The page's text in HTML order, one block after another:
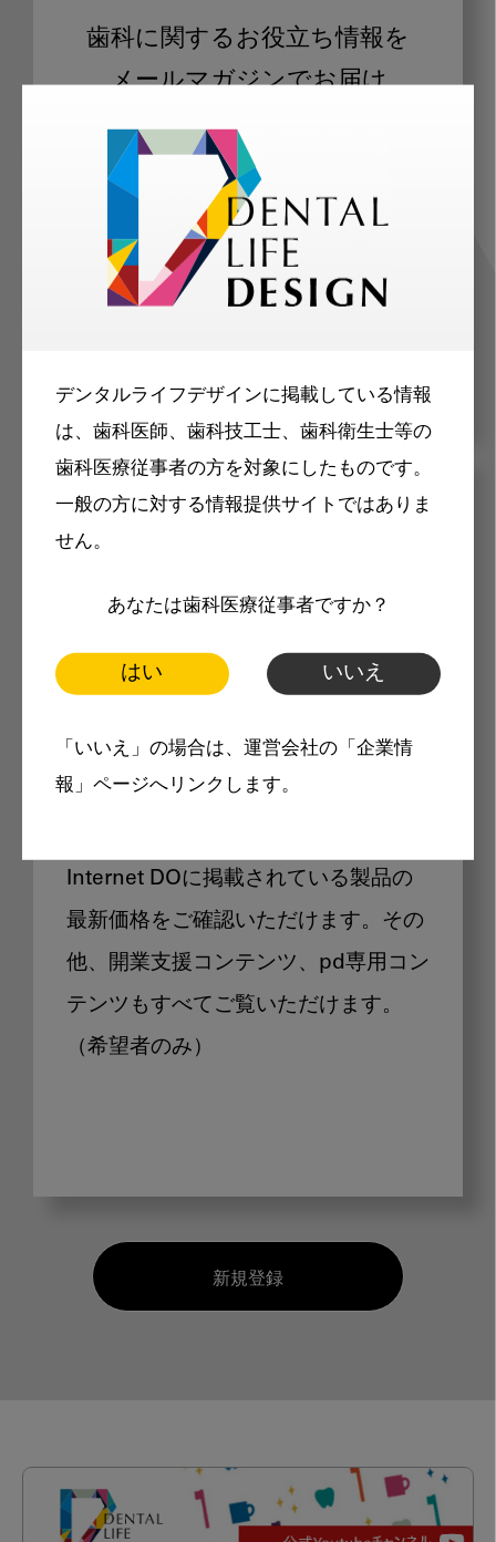
デンタルライフデザインに掲載している情報
は、歯科医師、歯科技工士、歯科衛生士等の
歯科医療従事者の方を対象にしたものです。
一般の方に対する情報提供サイトではありま
せん。
あなたは歯科医療従事者ですか？
はい いいえ
「いいえ」の場合は、運営会社の「企業情
報」ページへリンクします。
歯科に関するお役立ち情報を
メールマガジンでお届け
ご登録いただいた職種（歯科医師、歯
科衛生士、歯科技工士）に合わせた内
容のメールマガジンをお届けします。
メリット
製品価格も閲覧可能
Internet DOに掲載されている製品の
最新価格をご確認いただけます。その
他、開業支援コンテンツ、pd専用コン
テンツもすべてご覧いただけます。
（希望者のみ）
新規登録